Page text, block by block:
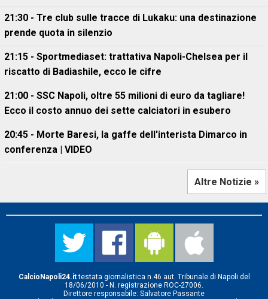
21:30 - Tre club sulle tracce di Lukaku: una destinazione
prende quota in silenzio
21:15 - Sportmediaset: trattativa Napoli-Chelsea per il
riscatto di Badiashile, ecco le cifre
21:00 - SSC Napoli, oltre 55 milioni di euro da tagliare!
Ecco il costo annuo dei sette calciatori in esubero
20:45 - Morte Baresi, la gaffe dell'interista Dimarco in
conferenza | VIDEO
Altre Notizie »
CalcioNapoli24.ittestata giornalistica n.46 aut. Tribunale di Napoli del
18/06/2010 - N. registrazione ROC-27006.
Direttore responsabile: Salvatore Passante